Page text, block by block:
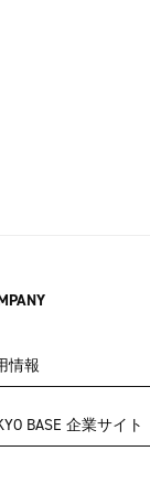
情報
BASE 企業サイト